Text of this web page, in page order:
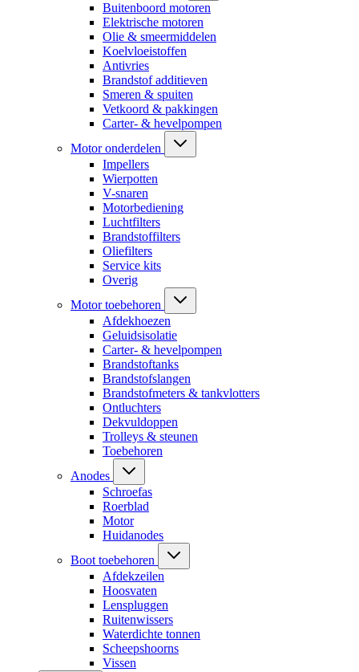
Buitenboord motoren
Elektrische motoren
Olie & smeermiddelen
Koelvloeistoffen
Antivries
Brandstof additieven
Smeren & spuiten
Vetkoord & pakkingen
Carter- & hevelpompen
Motor onderdelen
Impellers
Wierpotten
V-snaren
Motorbediening
Luchtfilters
Brandstoffilters
Oliefilters
Service kits
Overig
Motor toebehoren
Afdekhoezen
Geluidsisolatie
Carter- & hevelpompen
Brandstoftanks
Brandstofslangen
Brandstofmeters & tankvlotters
Ontluchters
Dekvuldoppen
Trolleys & steunen
Toebehoren
Anodes
Schroefas
Roerblad
Motor
Huidanodes
Boot toebehoren
Afdekzeilen
Hoosvaten
Lenspluggen
Ruitenwissers
Waterdichte tonnen
Scheepshoorns
Vissen